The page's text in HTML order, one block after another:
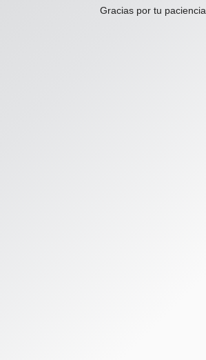
Gracias por tu paciencia.